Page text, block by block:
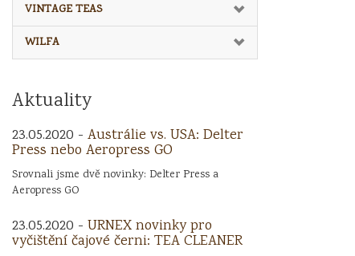
VINTAGE TEAS
WILFA
Aktuality
23.05.2020 - Austrálie vs. USA: Delter
Press nebo Aeropress GO
Srovnali jsme dvě novinky: Delter Press a
Aeropress GO
23.05.2020 - URNEX novinky pro
vyčištění čajové černi: TEA CLEANER